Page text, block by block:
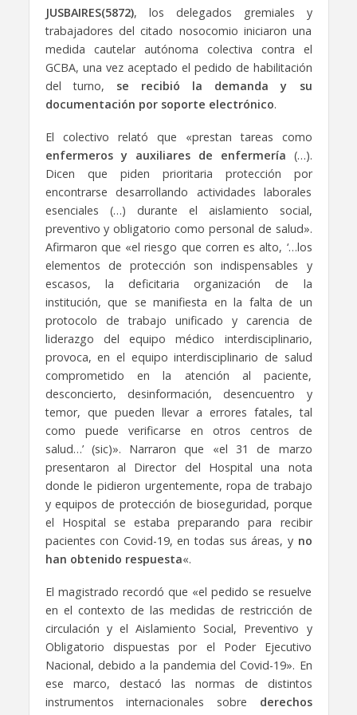
JUSBAIRES(5872), los delegados gremiales y
trabajadores del citado nosocomio iniciaron una
medida cautelar autónoma colectiva contra el
GCBA, una vez aceptado el pedido de habilitación
del turno, se recibió la demanda y su
documentación por soporte electrónico.
El colectivo relató que «prestan tareas como
enfermeros y auxiliares de enfermería (…).
Dicen que piden prioritaria protección por
encontrarse desarrollando actividades laborales
esenciales (…) durante el aislamiento social,
preventivo y obligatorio como personal de salud».
Afirmaron que «el riesgo que corren es alto, ‘…los
elementos de protección son indispensables y
escasos, la deficitaria organización de la
institución, que se manifiesta en la falta de un
protocolo de trabajo unificado y carencia de
liderazgo del equipo médico interdisciplinario,
provoca, en el equipo interdisciplinario de salud
comprometido en la atención al paciente,
desconcierto, desinformación, desencuentro y
temor, que pueden llevar a errores fatales, tal
como puede verificarse en otros centros de
salud…’ (sic)». Narraron que «el 31 de marzo
presentaron al Director del Hospital una nota
donde le pidieron urgentemente, ropa de trabajo
y equipos de protección de bioseguridad, porque
el Hospital se estaba preparando para recibir
pacientes con Covid-19, en todas sus áreas, y no
han obtenido respuesta«.
El magistrado recordó que «el pedido se resuelve
en el contexto de las medidas de restricción de
circulación y el Aislamiento Social, Preventivo y
Obligatorio dispuestas por el Poder Ejecutivo
Nacional, debido a la pandemia del Covid-19». En
ese marco, destacó las normas de distintos
instrumentos internacionales sobre derechos